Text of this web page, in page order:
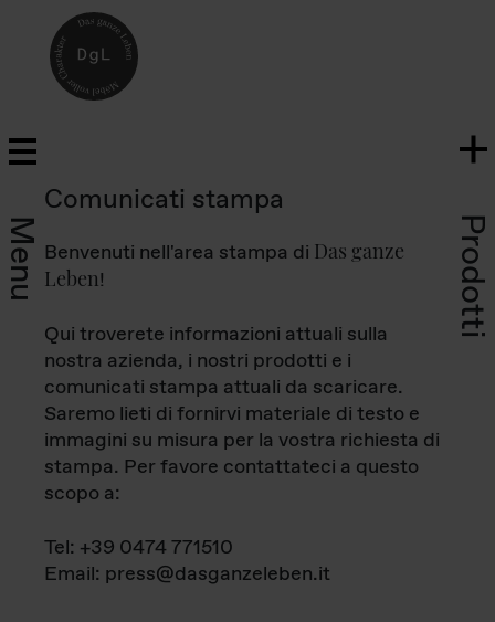
Menu Prodotti
Comunicati stampa
Benvenuti nell'area stampa di Das ganze
Leben!
Qui troverete informazioni attuali sulla
nostra azienda, i nostri prodotti e i
comunicati stampa attuali da scaricare.
Saremo lieti di fornirvi materiale di testo e
immagini su misura per la vostra richiesta di
stampa. Per favore contattateci a questo
scopo a:
Tel: +39 0474 771510
Email: press@dasganzeleben.it